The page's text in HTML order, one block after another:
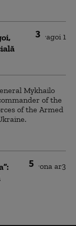
3
5